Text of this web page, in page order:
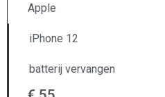
Apple
iPhone 12
batterij vervangen